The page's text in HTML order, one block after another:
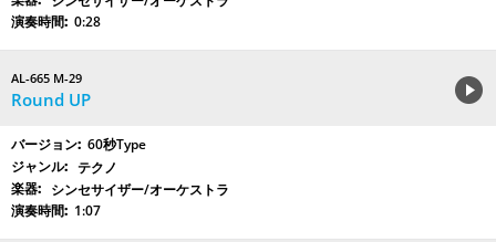
0:28
AL-665 M-29
Round UP
60秒Type
テクノ
シンセサイザー/オーケストラ
1:07